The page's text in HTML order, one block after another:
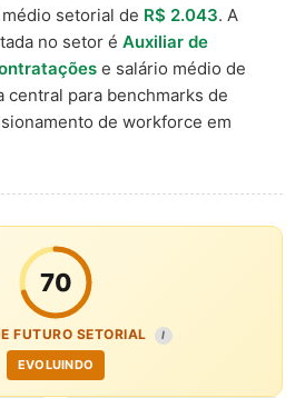
setorial de R$ 2.043. A
no setor é Auxiliar de
e salário médio de
para benchmarks de
de workforce em
70
FUTURO SETORIAL I
EVOLUINDO